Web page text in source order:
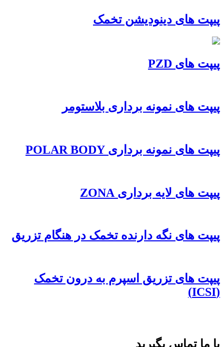
پیپت های دینودیشن تخمک
پیپت های PZD
پیپت های نمونه برداری بلاستومر
پیپت های نمونه برداری POLAR BODY
پیپت های لایه برداری ZONA
پیپت های نگه دارنده تخمک در هنگام تزریق
پیپت های تزریق اسپرم به درون تخمک
(ICSI)
با ما تماس بگیرید